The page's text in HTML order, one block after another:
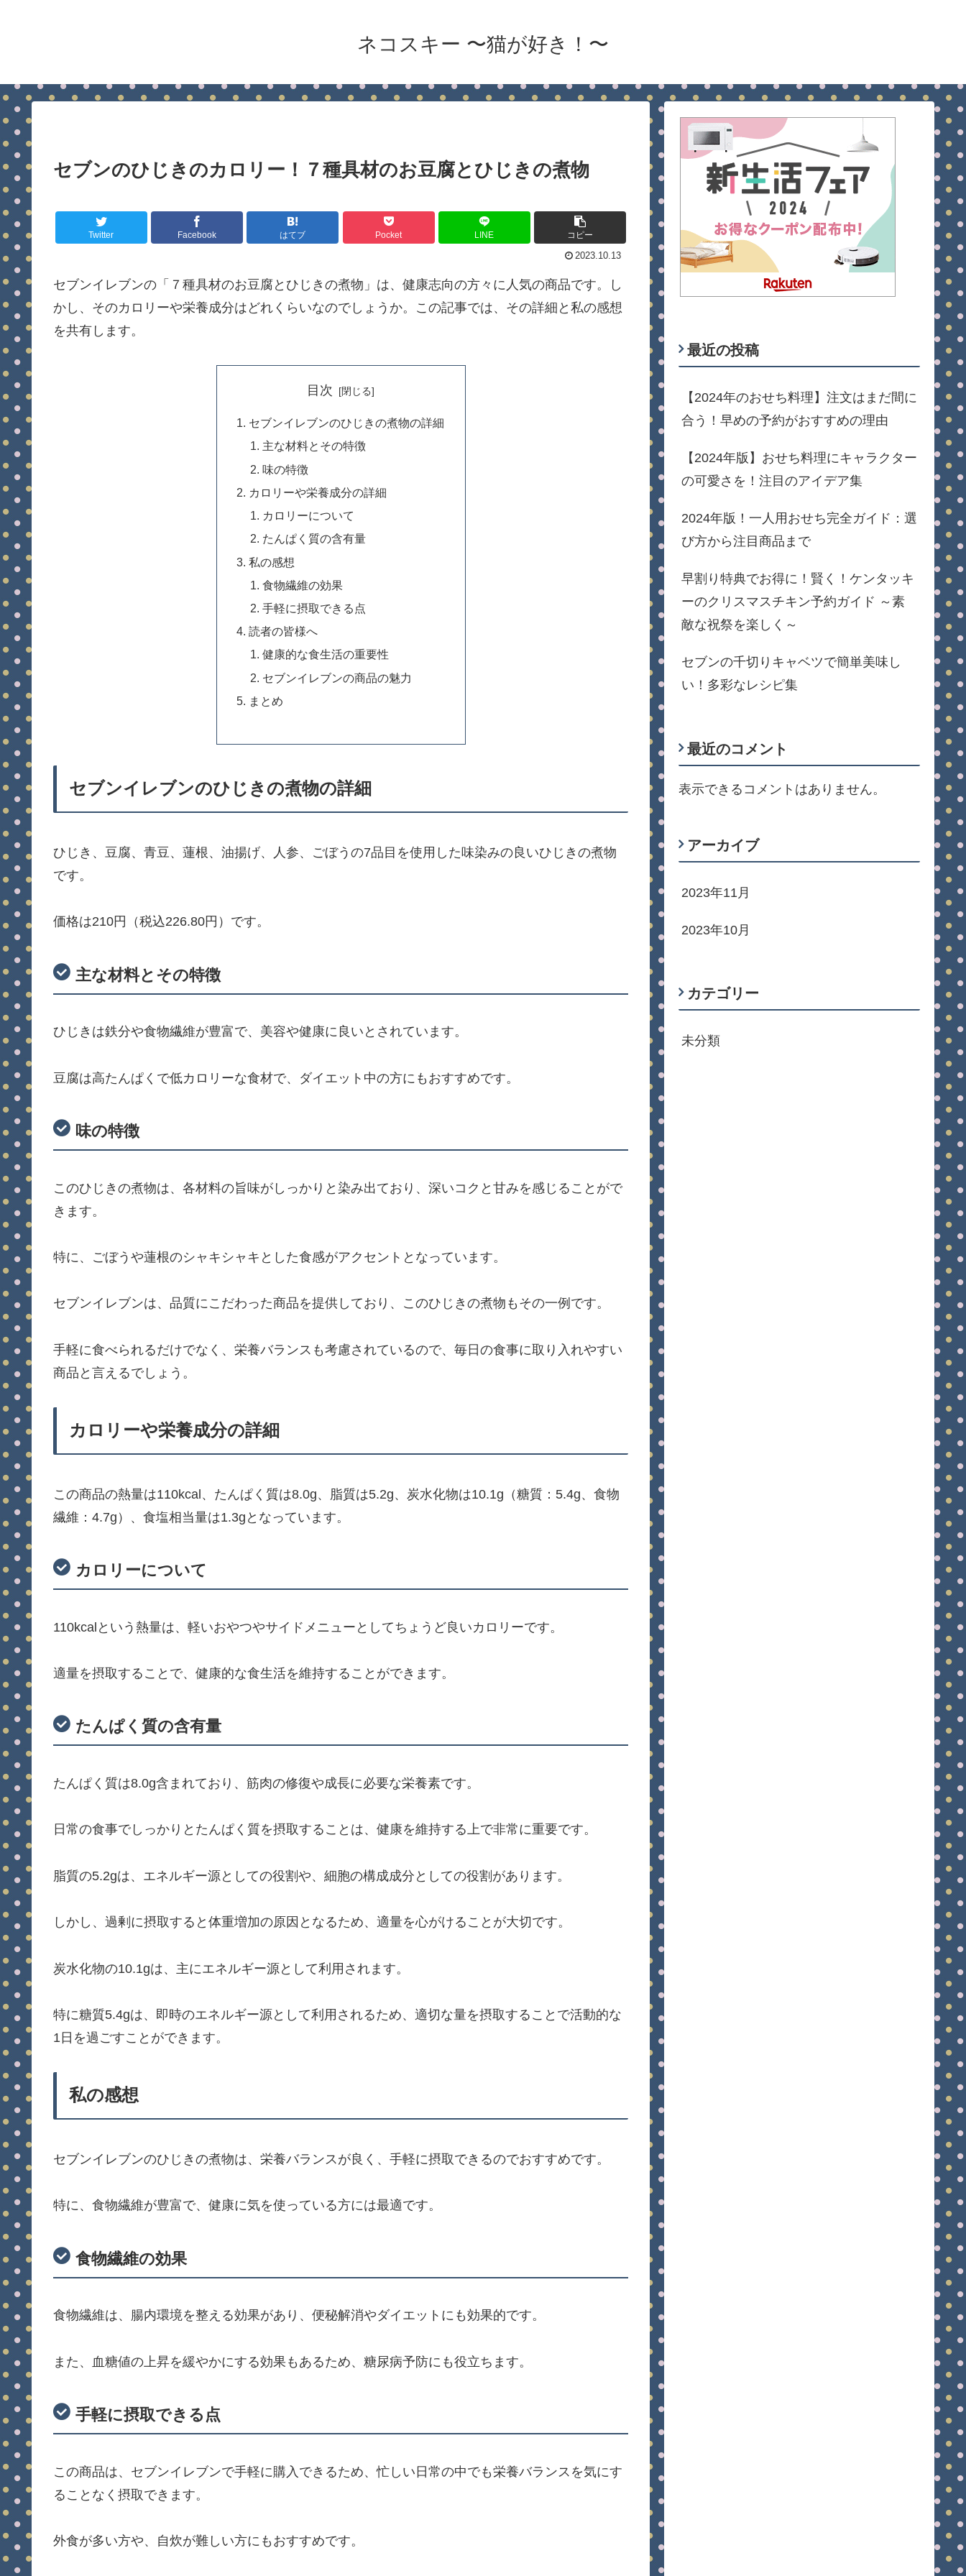
ネコスキー 〜猫が好き！〜
セブンのひじきのカロリー！７種具材のお豆腐とひじきの煮物
Twitter Facebook はてブ Pocket LINE コピー
2023.10.13
セブンイレブンの「７種具材のお豆腐とひじきの煮物」は、健康志向の方々に人気の商品です。し
かし、そのカロリーや栄養成分はどれくらいなのでしょうか。この記事では、その詳細と私の感想
を共有します。
目次
セブンイレブンのひじきの煮物の詳細
主な材料とその特徴
味の特徴
カロリーや栄養成分の詳細
カロリーについて
たんぱく質の含有量
私の感想
食物繊維の効果
手軽に摂取できる点
読者の皆様へ
健康的な食生活の重要性
セブンイレブンの商品の魅力
まとめ
セブンイレブンのひじきの煮物の詳細
ひじき、豆腐、青豆、蓮根、油揚げ、人参、ごぼうの7品目を使用した味染みの良いひじきの煮物
です。
価格は210円（税込226.80円）です。
主な材料とその特徴
ひじきは鉄分や食物繊維が豊富で、美容や健康に良いとされています。
豆腐は高たんぱくで低カロリーな食材で、ダイエット中の方にもおすすめです。
味の特徴
このひじきの煮物は、各材料の旨味がしっかりと染み出ており、深いコクと甘みを感じることがで
きます。
特に、ごぼうや蓮根のシャキシャキとした食感がアクセントとなっています。
セブンイレブンは、品質にこだわった商品を提供しており、このひじきの煮物もその一例です。
手軽に食べられるだけでなく、栄養バランスも考慮されているので、毎日の食事に取り入れやすい
商品と言えるでしょう。
カロリーや栄養成分の詳細
この商品の熱量は110kcal、たんぱく質は8.0g、脂質は5.2g、炭水化物は10.1g（糖質：5.4g、食物
繊維：4.7g）、食塩相当量は1.3gとなっています。
カロリーについて
110kcalという熱量は、軽いおやつやサイドメニューとしてちょうど良いカロリーです。
適量を摂取することで、健康的な食生活を維持することができます。
たんぱく質の含有量
たんぱく質は8.0g含まれており、筋肉の修復や成長に必要な栄養素です。
日常の食事でしっかりとたんぱく質を摂取することは、健康を維持する上で非常に重要です。
脂質の5.2gは、エネルギー源としての役割や、細胞の構成成分としての役割があります。
しかし、過剰に摂取すると体重増加の原因となるため、適量を心がけることが大切です。
炭水化物の10.1gは、主にエネルギー源として利用されます。
特に糖質5.4gは、即時のエネルギー源として利用されるため、適切な量を摂取することで活動的な
1日を過ごすことができます。
私の感想
セブンイレブンのひじきの煮物は、栄養バランスが良く、手軽に摂取できるのでおすすめです。
特に、食物繊維が豊富で、健康に気を使っている方には最適です。
食物繊維の効果
食物繊維は、腸内環境を整える効果があり、便秘解消やダイエットにも効果的です。
また、血糖値の上昇を緩やかにする効果もあるため、糖尿病予防にも役立ちます。
手軽に摂取できる点
この商品は、セブンイレブンで手軽に購入できるため、忙しい日常の中でも栄養バランスを気にす
ることなく摂取できます。
外食が多い方や、自炊が難しい方にもおすすめです。
最近の投稿
【2024年のおせち料理】注文はまだ間に
合う！早めの予約がおすすめの理由
【2024年版】おせち料理にキャラクター
の可愛さを！注目のアイデア集
2024年版！一人用おせち完全ガイド：選
び方から注目商品まで
早割り特典でお得に！賢く！ケンタッキ
ーのクリスマスチキン予約ガイド ～素
敵な祝祭を楽しく～
セブンの千切りキャベツで簡単美味し
い！多彩なレシピ集
最近のコメント
表示できるコメントはありません。
アーカイブ
2023年11月
2023年10月
カテゴリー
未分類